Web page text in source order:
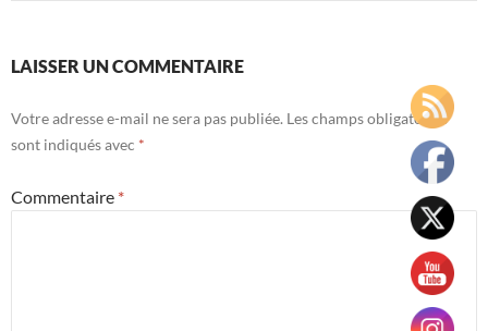
LAISSER UN COMMENTAIRE
Votre adresse e-mail ne sera pas publiée. Les champs obligatoires
sont indiqués avec *
Commentaire *